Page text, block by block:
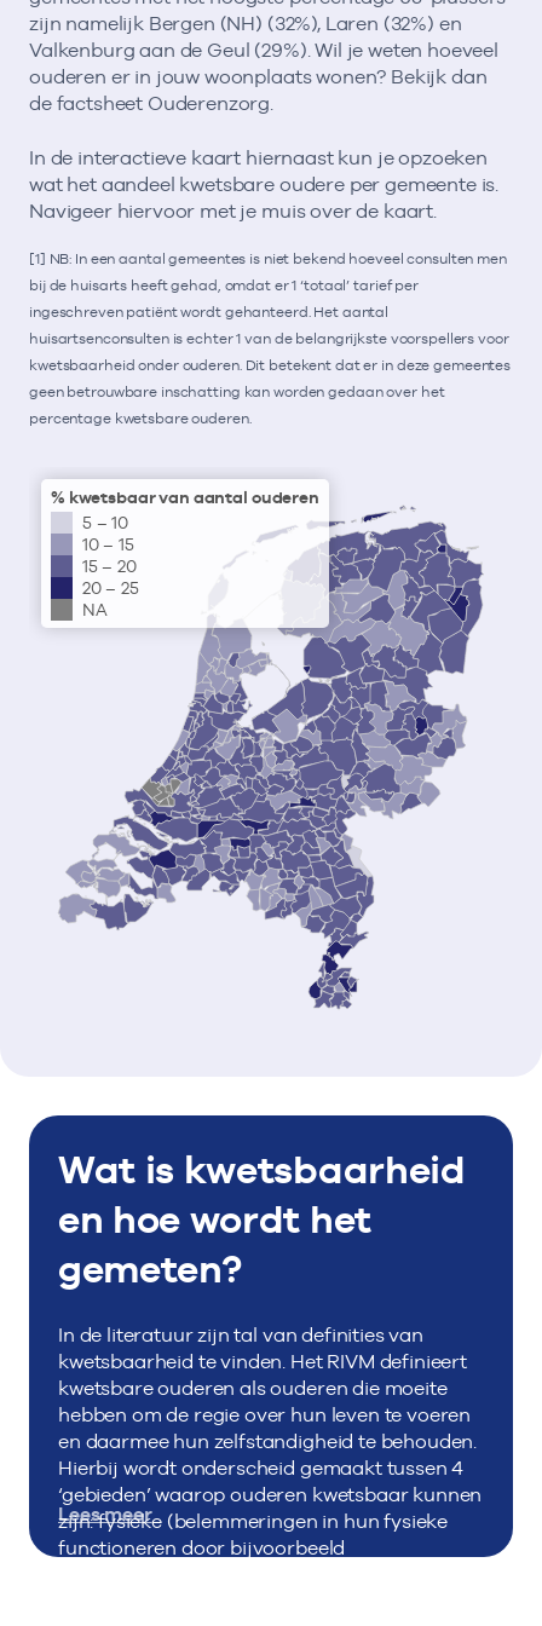
zijn namelijk Bergen (NH) (32%), Laren (32%) en
Valkenburg aan de Geul (29%). Wil je weten hoeveel
ouderen er in jouw woonplaats wonen? Bekijk dan
de factsheet Ouderenzorg.
In de interactieve kaart hiernaast kun je opzoeken
wat het aandeel kwetsbare oudere per gemeente is.
Navigeer hiervoor met je muis over de kaart.
[1] NB: In een aantal gemeentes is niet bekend hoeveel consulten men
bij de huisarts heeft gehad, omdat er 1 ‘totaal’ tarief per
ingeschreven patiënt wordt gehanteerd. Het aantal
huisartsenconsulten is echter 1 van de belangrijkste voorspellers voor
kwetsbaarheid onder ouderen. Dit betekent dat er in deze gemeentes
geen betrouwbare inschatting kan worden gedaan over het
percentage kwetsbare ouderen.
% kwetsbaar van aantal ouderen
5 – 10
10 – 15
15 – 20
20 – 25
NA
Wat is kwetsbaarheid
en hoe wordt het
gemeten?
In de literatuur zijn tal van definities van
kwetsbaarheid te vinden. Het RIVM definieert
kwetsbare ouderen als ouderen die moeite
hebben om de regie over hun leven te voeren
en daarmee hun zelfstandigheid te behouden.
Hierbij wordt onderscheid gemaakt tussen 4
‘gebieden’ waarop ouderen kwetsbaar kunnen
zijn: fysieke (belemmeringen in hun fysieke
functioneren door bijvoorbeeld
Lees meer